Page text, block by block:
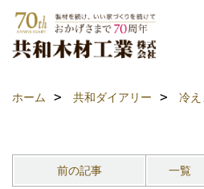
ホーム 共和ダイアリー 冷え
前の記事 一覧